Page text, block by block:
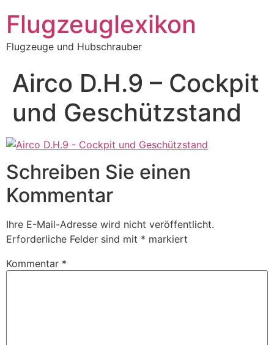
Inhalt
springen
Flugzeuglexikon
Flugzeuge und Hubschrauber
Airco D.H.9 – Cockpit
und Geschützstand
Schreiben Sie einen
Kommentar
Ihre E-Mail-Adresse wird nicht veröffentlicht.
Erforderliche Felder sind mit * markiert
Kommentar *